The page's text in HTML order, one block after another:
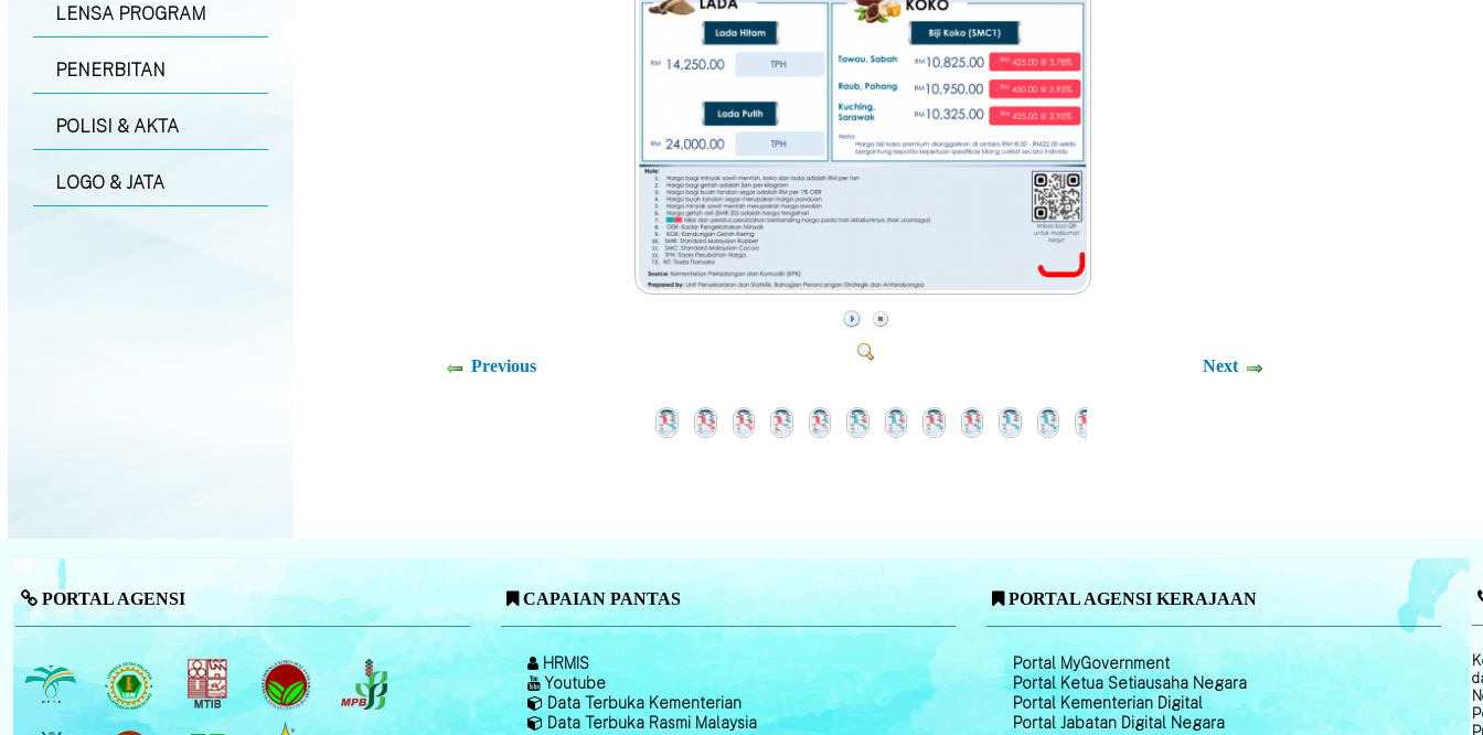
LENSA PROGRAM
PENERBITAN
POLISI & AKTA
LOGO & JATA
Previous Next
PORTAL AGENSI CAPAIAN PANTAS
HRMIS
Youtube
Data Terbuka Kementerian
Data Terbuka Rasmi Malaysia
PORTAL AGENSI KERAJAAN
Portal MyGovernment
Portal Ketua Setiausaha Negara
Portal Kementerian Digital
Portal Jabatan Digital Negara